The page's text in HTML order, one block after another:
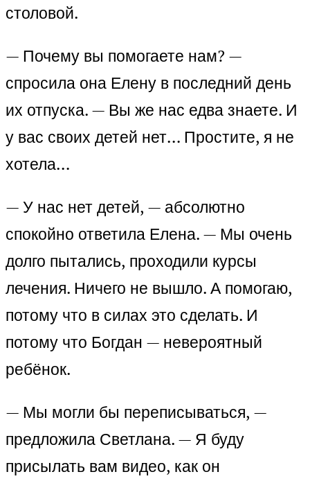
столовой.
— Почему вы помогаете нам? —
спросила она Елену в последний день
их отпуска. — Вы же нас едва знаете. И
у вас своих детей нет… Простите, я не
хотела…
— У нас нет детей, — абсолютно
спокойно ответила Елена. — Мы очень
долго пытались, проходили курсы
лечения. Ничего не вышло. А помогаю,
потому что в силах это сделать. И
потому что Богдан — невероятный
ребёнок.
— Мы могли бы переписываться, —
предложила Светлана. — Я буду
присылать вам видео, как он